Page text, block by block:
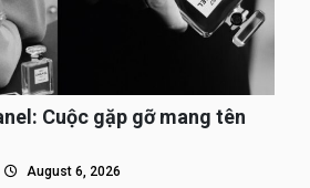
Cuộc gặp gỡ mang tên
August 6, 2026